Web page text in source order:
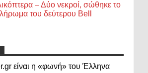
– Δύο νεκροί, σώθηκε το
του δεύτερου Bell
είναι η «φωνή» του Έλληνα